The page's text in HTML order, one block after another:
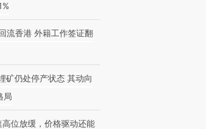
流香港 外籍工作签证翻
矿仍处停产状态 其动向
局
位放缓，价格驱动还能